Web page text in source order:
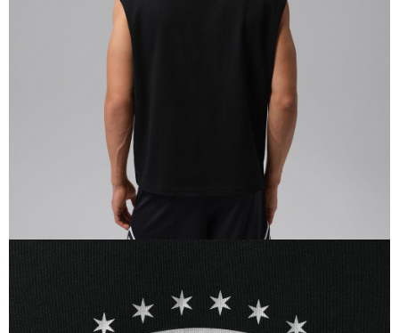
恩沛科技股份有限公司將有權停止該用戶之使用額度並採取法律行動。